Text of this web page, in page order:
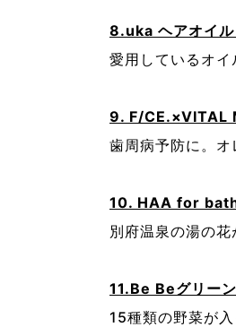
8.uka ヘアオイ
愛用しているオイ
9. F/CE.×VITAL
歯周病予防に。オ
10. HAA for
別府温泉の湯の
11.Be Beグリーン
15種類の野菜が